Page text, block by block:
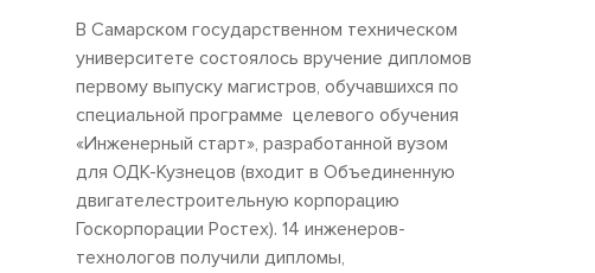
В Самарском государственном техническом
университете состоялось вручение дипломов
первому выпуску магистров, обучавшихся по
специальной программе целевого обучения
«Инженерный старт», разработанной вузом
для ОДК-Кузнецов (входит в Объединенную
двигателестроительную корпорацию
Госкорпорации Ростех). 14 инженеров-
технологов получили дипломы,